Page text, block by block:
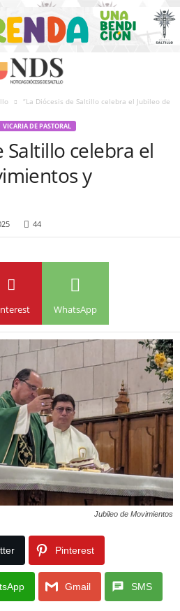
“La Diócesis de Saltillo celebra el Jubileo de
VICARIA DE PASTORAL
Saltillo celebra el
y
44
WhatsApp
Jubileo de Movimientos
Pinterest
Gmail SMS